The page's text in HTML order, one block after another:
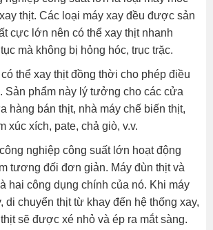
thịt. Các loại máy xay đều được sản
cực lớn nên có thể xay thịt nhanh
mà không bị hỏng hóc, trục trặc.
thể xay thịt đồng thời cho phép điều
Sản phẩm này lý tưởng cho các cửa
hàng bán thịt, nhà máy chế biến thịt,
xúc xích, pate, chả giò, v.v.
nghiệp công suất lớn hoạt động
tương đối đơn giản. Máy đùn thịt và
hai công dụng chính của nó. Khi máy
di chuyển thịt từ khay đến hệ thống xay,
sẽ được xé nhỏ và ép ra mắt sàng.